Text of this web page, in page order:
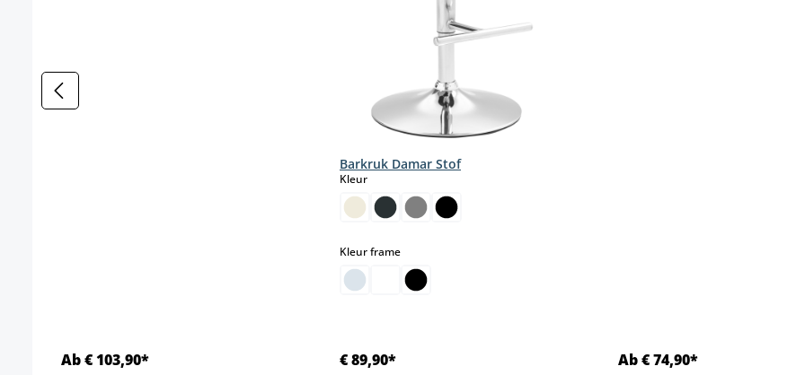
Ab € 103,90*
Barkruk Damar Stof
Kleurselect
Kleur frameselect
€ 89,90* Ab € 74,90*